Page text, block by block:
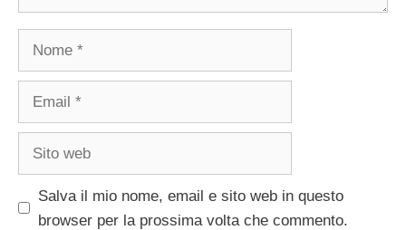
Salva il mio nome, email e sito web in questo
browser per la prossima volta che commento.